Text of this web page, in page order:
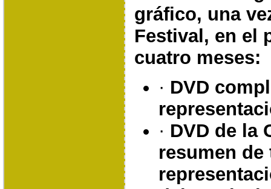
gráfico, una
Festival, en el
cuatro meses:
· DVD
· DVD de la
resumen de